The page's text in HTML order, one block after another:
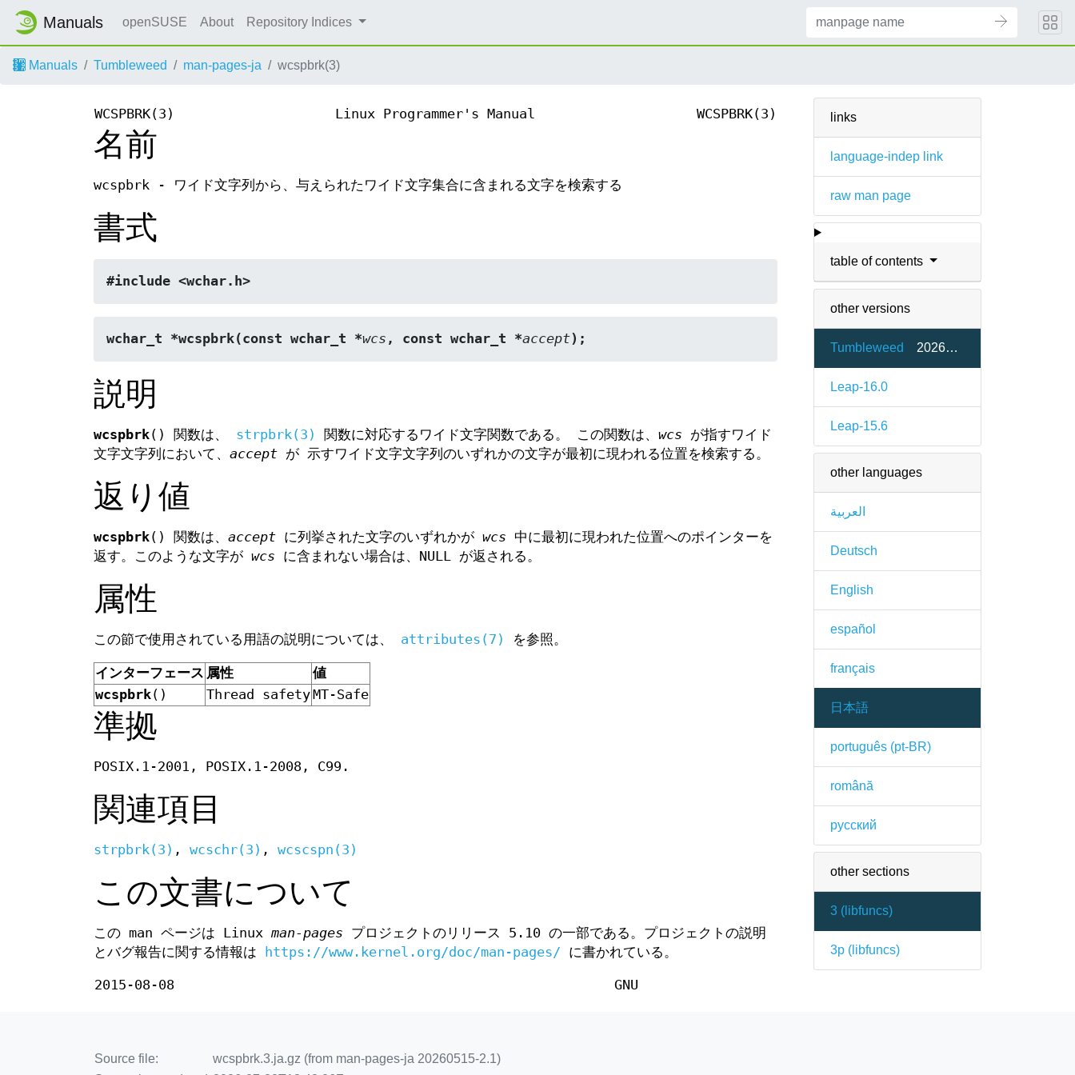
Manuals openSUSE About Repository Indices
Manuals Tumbleweed man-pages-ja wcspbrk(3)
links
language-indep link
raw man page
table of contents
other versions
Tumbleweed 20260515-2.1
Leap-16.0
Leap-15.6
other languages
العربية
Deutsch
English
español
français
日本語
português (pt-BR)
română
русский
other sections
3 ( libfuncs)
3p ( libfuncs)
WCSPBRK(3) Linux Programmer's Manual WCSPBRK(3)
名前
wcspbrk - ワイド文字列から、与えられたワイド文字集合に含まれる文字を検索する
書式
#include <wchar.h>
wchar_t *wcspbrk(const wchar_t *wcs , const wchar_t *accept);
説明
wcspbrk() 関数は、 strpbrk(3) 関数に対応するワイド文字関数である。 この関数は、 wcs が指すワイド
文字文字列において、 accept が 示すワイド文字文字列のいずれかの文字が最初に現われる位置を検索する。
返り値
wcspbrk() 関数は、 accept に列挙された文字のいずれかが wcs 中に最初に現われた位置へのポインターを
返す。このような文字が wcs に含まれない場合は、NULL が返される。
属性
この節で使用されている用語の説明については、 attributes(7) を参照。
インターフェース 属性
値
wcspbrk() Thread safety MT-Safe
準拠
POSIX.1-2001, POSIX.1-2008, C99.
関連項目
strpbrk(3) , wcschr(3) , wcscspn(3)
この文書について
この man ページは Linux man-pages プロジェクトのリリース 5.10 の一部である。プロジェクトの説明
とバグ報告に関する情報は
https://www.kernel.org/doc/man-pages/ に書かれている。
2015-08-08 GNU
Source file:
wcspbrk.3.ja.gz (from man-pages-ja 20260515-2.1)